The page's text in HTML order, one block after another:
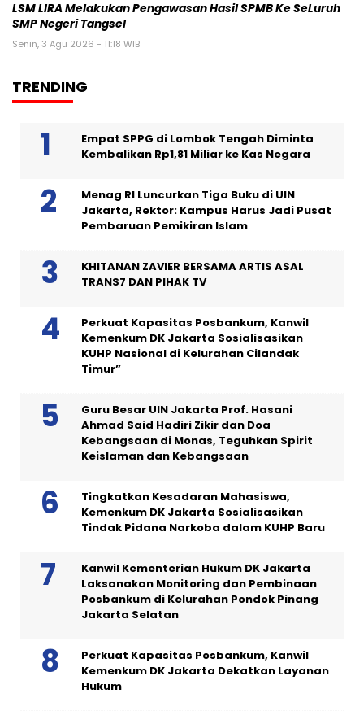
LSM LIRA Melakukan Pengawasan Hasil SPMB Ke SeLuruh
SMP Negeri Tangsel
Senin, 3 Agu 2026 - 11:18 WIB
TRENDING
Empat SPPG di Lombok Tengah Diminta
Kembalikan Rp1,81 Miliar ke Kas Negara
Menag RI Luncurkan Tiga Buku di UIN
Jakarta, Rektor: Kampus Harus Jadi Pusat
Pembaruan Pemikiran Islam
KHITANAN ZAVIER BERSAMA ARTIS ASAL
TRANS7 DAN PIHAK TV
Perkuat Kapasitas Posbankum, Kanwil
Kemenkum DK Jakarta Sosialisasikan
KUHP Nasional di Kelurahan Cilandak
Timur”
Guru Besar UIN Jakarta Prof. Hasani
Ahmad Said Hadiri Zikir dan Doa
Kebangsaan di Monas, Teguhkan Spirit
Keislaman dan Kebangsaan
Tingkatkan Kesadaran Mahasiswa,
Kemenkum DK Jakarta Sosialisasikan
Tindak Pidana Narkoba dalam KUHP Baru
Kanwil Kementerian Hukum DK Jakarta
Laksanakan Monitoring dan Pembinaan
Posbankum di Kelurahan Pondok Pinang
Jakarta Selatan
Perkuat Kapasitas Posbankum, Kanwil
Kemenkum DK Jakarta Dekatkan Layanan
Hukum